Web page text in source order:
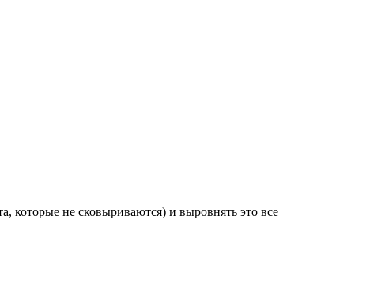
которые не сковыриваются) и выровнять это все